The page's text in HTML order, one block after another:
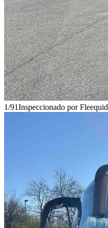
1/91Inspeccionado por Fleequid